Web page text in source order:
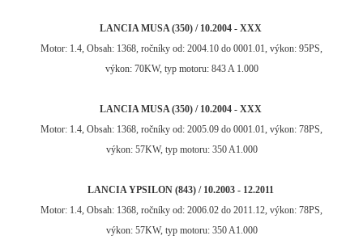
LANCIA MUSA (350) / 10.2004 - XXX
Motor: 1.4, Obsah: 1368, ročníky od: 2004.10 do 0001.01, výkon: 95PS,
výkon: 70KW, typ motoru: 843 A 1.000
LANCIA MUSA (350) / 10.2004 - XXX
Motor: 1.4, Obsah: 1368, ročníky od: 2005.09 do 0001.01, výkon: 78PS,
výkon: 57KW, typ motoru: 350 A1.000
LANCIA YPSILON (843) / 10.2003 - 12.2011
Motor: 1.4, Obsah: 1368, ročníky od: 2006.02 do 2011.12, výkon: 78PS,
výkon: 57KW, typ motoru: 350 A1.000